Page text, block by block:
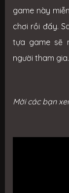
game này
chơi rồi đấy.
tựa game sẽ
người tham gia.
Mời các bạn